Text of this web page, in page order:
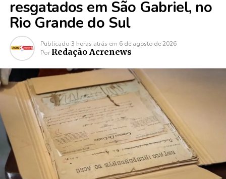
resgatados em São Gabriel, no
Rio Grande do Sul
Publicado 3 horas atrás em 6 de agosto de 2026
Por Redação Acrenews